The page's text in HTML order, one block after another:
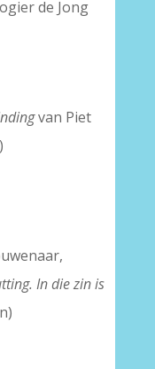
de Jong
van Piet
In die zin is